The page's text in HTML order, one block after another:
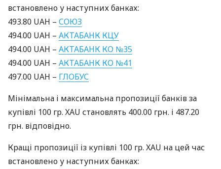
встановлено у наступних банках:
493.80 UAH – СОЮЗ
494.00 UAH – АКТАБАНК КЦУ
494.00 UAH – АКТАБАНК КО №35
494.00 UAH – АКТАБАНК КО №41
497.00 UAH – ГЛОБУС
Мінімальна і максимальна пропозиції банків за
купівлі 100 гр. XAU становлять 400.00 грн. і 487.20
грн. відповідно.
Кращі пропозиції із купівлі 100 гр. XAU на цей час
встановлено у наступних банках: